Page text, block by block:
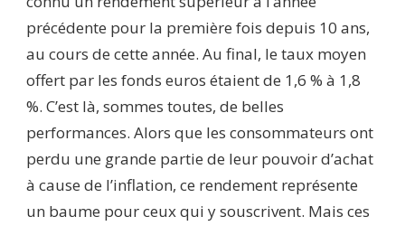
précédente pour la première fois depuis 10 ans,
au cours de cette année. Au final, le taux moyen
offert par les fonds euros étaient de 1,6 % à 1,8
%. C’est là, sommes toutes, de belles
performances. Alors que les consommateurs ont
perdu une grande partie de leur pouvoir d’achat
à cause de l’inflation, ce rendement représente
un baume pour ceux qui y souscrivent. Mais ces